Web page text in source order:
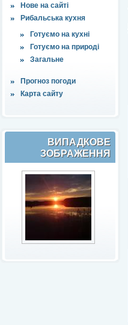
Нове на сайті
Рибальська кухня
Готуємо на кухні
Готуємо на природі
Загальне
Прогноз погоди
Карта сайту
ВИПАДКОВЕ
ЗОБРАЖЕННЯ